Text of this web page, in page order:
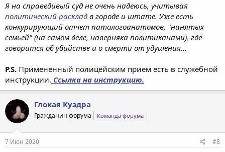
Я на справедивый суд не очень надеюсь, учитывая
политический расклад в городе и штате. Уже есть
конкурирующий отчет патологоанатомов, "нанятых
семьей" (на самом деле, наверняка политиканами), где
говорится об убийстве и о смерти от удушения...
P.S. Примененный полицейским прием есть в служебной
инструкции. Ссылка на инструкцию.
Глокая Куздра
Гражданин форума Команда форума
7 Июн 2020 #8